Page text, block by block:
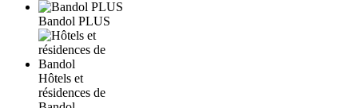
Bandol PLUS
Hôtels et
résidences de